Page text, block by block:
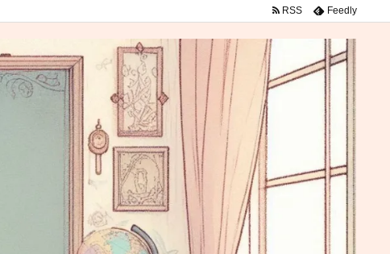
RSS Feedly